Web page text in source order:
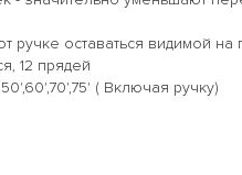
ручке оставаться видимой на
12 прядей
( Включая ручку)